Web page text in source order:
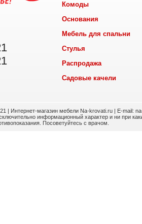
Комоды
Основания
Мебель для спальни
Стулья
Распродажа
Садовые качели
| Интернет-магазин мебели Na-krovati.ru | E-mail:
информационный характер и ни при
Посоветуйтесь с врачом.